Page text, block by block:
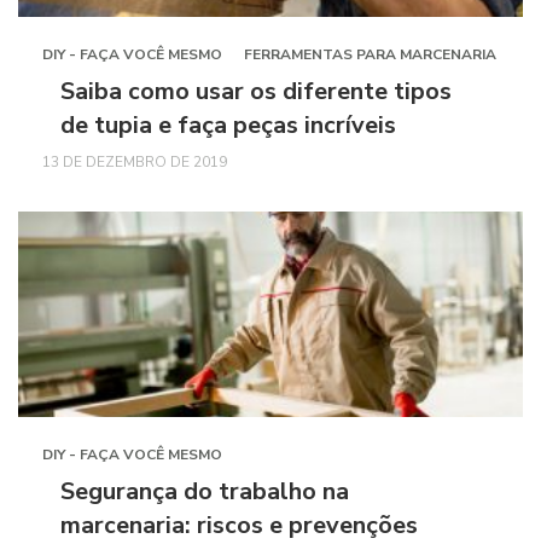
DIY - FAÇA VOCÊ MESMO FERRAMENTAS PARA MARCENARIA
Saiba como usar os diferente tipos
de tupia e faça peças incríveis
13 DE DEZEMBRO DE 2019
DIY - FAÇA VOCÊ MESMO
Segurança do trabalho na
marcenaria: riscos e prevenções